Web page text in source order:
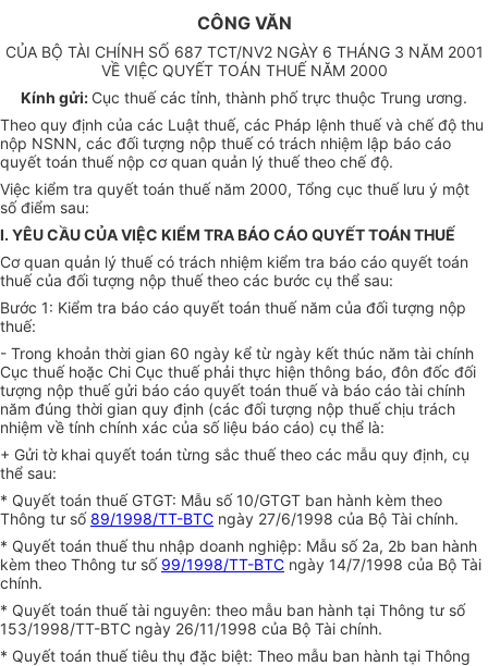
CÔNG VĂN
CỦA BỘ TÀI CHÍNH SỐ 687 TCT/NV2 NGÀY 6 THÁNG 3 NĂM 2001
VỀ VIỆC QUYẾT TOÁN THUẾ NĂM 2000
Kính gửi: Cục thuế các tỉnh, thành phố trực thuộc Trung ương.
Theo quy định của các Luật thuế, các Pháp lệnh thuế và chế độ thu
nộp NSNN, các đối tượng nộp thuế có trách nhiệm lập báo cáo
quyết toán thuế nộp cơ quan quản lý thuế theo chế độ.
Việc kiểm tra quyết toán thuế năm 2000, Tổng cục thuế lưu ý một
số điểm sau:
I. YÊU CẦU CỦA VIỆC KIỂM TRA BÁO CÁO QUYẾT TOÁN THUẾ
Cơ quan quản lý thuế có trách nhiệm kiểm tra báo cáo quyết toán
thuế của đối tượng nộp thuế theo các bước cụ thể sau:
Bước 1: Kiểm tra báo cáo quyết toán thuế năm của đối tượng nộp
thuế:
- Trong khoản thời gian 60 ngày kể từ ngày kết thúc năm tài chính
Cục thuế hoặc Chi Cục thuế phải thực hiện thông báo, đôn đốc đối
tượng nộp thuế gửi báo cáo quyết toán thuế và báo cáo tài chính
năm đúng thời gian quy định (các đối tượng nộp thuế chịu trách
nhiệm về tính chính xác của số liệu báo cáo) cụ thể là:
+ Gửi tờ khai quyết toán từng sắc thuế theo các mẫu quy định, cụ
thể sau:
* Quyết toán thuế GTGT: Mẫu số 10/GTGT ban hành kèm theo
Thông tư số89/1998/TT-BTC ngày 27/6/1998 của Bộ Tài chính.
* Quyết toán thuế thu nhập doanh nghiệp: Mẫu số 2a, 2b ban hành
kèm theo Thông tư số 99/1998/TT-BTC ngày 14/7/1998 của Bộ Tài
chính.
* Quyết toán thuế tài nguyên: theo mẫu ban hành tại Thông tư số
153/1998/TT-BTC ngày 26/11/1998 của Bộ Tài chính.
* Quyết toán thuế tiêu thụ đặc biệt: Theo mẫu ban hành tại Thông